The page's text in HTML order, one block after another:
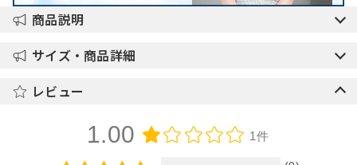
商品説明
サイズ・商品詳細
レビュー
1.00 1件